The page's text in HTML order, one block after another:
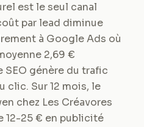
est le seul canal
par lead diminue
à Google Ads où
2,69 €
SEO génère du trafic
clic. Sur 12 mois, le
chez Les Créavores
12-25 € en publicité